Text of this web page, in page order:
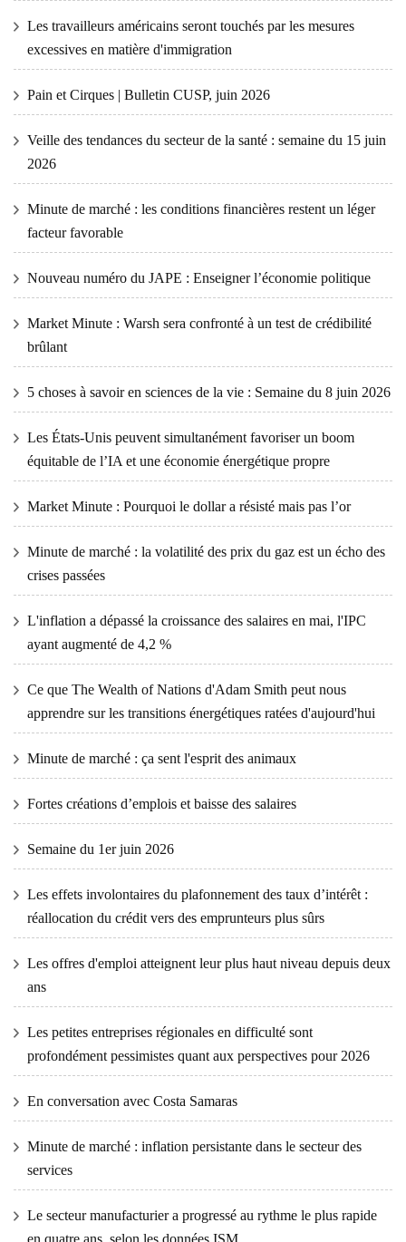
Les travailleurs américains seront touchés par les mesures
excessives en matière d'immigration
Pain et Cirques | Bulletin CUSP, juin 2026
Veille des tendances du secteur de la santé : semaine du 15 juin
2026
Minute de marché : les conditions financières restent un léger
facteur favorable
Nouveau numéro du JAPE : Enseigner l’économie politique
Market Minute : Warsh sera confronté à un test de crédibilité
brûlant
5 choses à savoir en sciences de la vie : Semaine du 8 juin 2026
Les États-Unis peuvent simultanément favoriser un boom
équitable de l’IA et une économie énergétique propre
Market Minute : Pourquoi le dollar a résisté mais pas l’or
Minute de marché : la volatilité des prix du gaz est un écho des
crises passées
L'inflation a dépassé la croissance des salaires en mai, l'IPC
ayant augmenté de 4,2 %
Ce que The Wealth of Nations d'Adam Smith peut nous
apprendre sur les transitions énergétiques ratées d'aujourd'hui
Minute de marché : ça sent l'esprit des animaux
Fortes créations d’emplois et baisse des salaires
Semaine du 1er juin 2026
Les effets involontaires du plafonnement des taux d’intérêt :
réallocation du crédit vers des emprunteurs plus sûrs
Les offres d'emploi atteignent leur plus haut niveau depuis deux
ans
Les petites entreprises régionales en difficulté sont
profondément pessimistes quant aux perspectives pour 2026
En conversation avec Costa Samaras
Minute de marché : inflation persistante dans le secteur des
services
Le secteur manufacturier a progressé au rythme le plus rapide